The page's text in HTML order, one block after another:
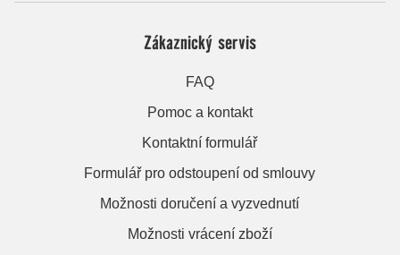
Zákaznický servis
FAQ
Pomoc a kontakt
Kontaktní formulář
Formulář pro odstoupení od smlouvy
Možnosti doručení a vyzvednutí
Možnosti vrácení zboží